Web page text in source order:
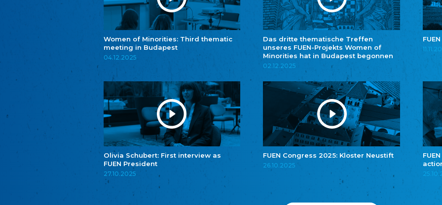
Women of Minorities: Third thematic
meeting in Budapest
04.12.2025
Das dritte thematische Treffen
unseres FUEN-Projekts Women of
Minorities hat in Budapest begonnen
02.12.2025
Olivia Schubert: First interview as
FUEN President
27.10.2025
FUEN Congress 2025: Kloster Neustift
26.10.2025